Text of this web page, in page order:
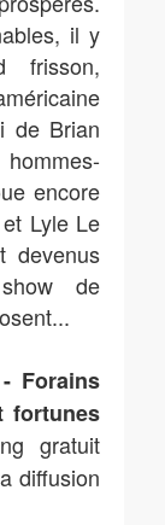
il y
frisson,
de Brian
encore
Lyle Le
devenus
de
...
Forains
fortunes
gratuit
diffusion